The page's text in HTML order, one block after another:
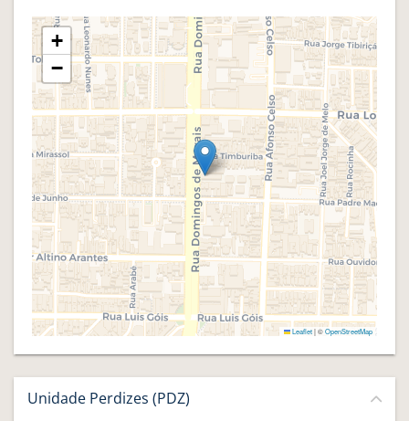
+
−
Leaflet|©OpenStreetMap
Unidade Perdizes (PDZ)